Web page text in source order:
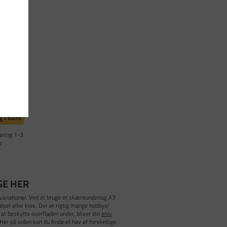
moms)
i kurv
1-3
HER
Ved at bruge et skæreunderlag A3
eller kniv. Der er rigtig mange hobbyer
beskytte overfladen under, bliver din kniv
på siden kan du finde et hav af forskellige